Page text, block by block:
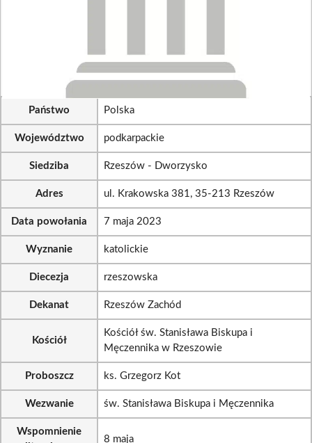
Państwo Polska
Województwo podkarpackie
Siedziba Rzeszów - Dworzysko
Adres ul. Krakowska 381, 35-213 Rzeszów
Data powołania 7 maja 2023
Wyznanie katolickie
Diecezja rzeszowska
Dekanat Rzeszów Zachód
Kościół
Kościół św. Stanisława Biskupa i
Męczennika w Rzeszowie
Proboszcz ks. Grzegorz Kot
Wezwanie św. Stanisława Biskupa i Męczennika
Wspomnienie
8 maja